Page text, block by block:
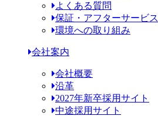
よくある質問
保証・アフターサービス
環境への取り組み
会社案内
会社概要
沿革
2027年新卒採用サイト
中途採用サイト